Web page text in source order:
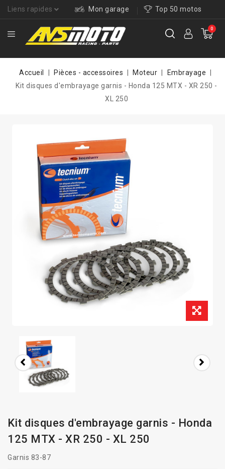
Liens rapides Mon garage Top 50 motos
0
Accueil Pièces - accessoires Moteur
Embrayage
Kit disques d'embrayage garnis - Honda 125 MTX - XR 250 -
XL 250
Kit disques d'embrayage garnis - Honda
125 MTX - XR 250 - XL 250
Garnis 83-87